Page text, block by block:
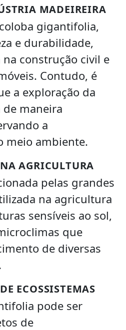
MADEIREIRA
gigantifolia,
e durabilidade,
construção civil e
Contudo, é
a exploração da
maneira
a
meio ambiente.
AGRICULTURA
pelas grandes
na agricultura
sensíveis ao sol,
que
de diversas
ECOSSISTEMAS
pode ser
de